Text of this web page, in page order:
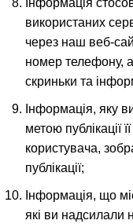
Інформація
використаних
через наш веб-
номер телефону,
скриньки та
Інформація, яку
метою публікації
користувача,
публікації;
Інформація, що
які ви